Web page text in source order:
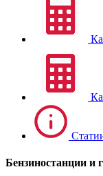
Бензиностанции и